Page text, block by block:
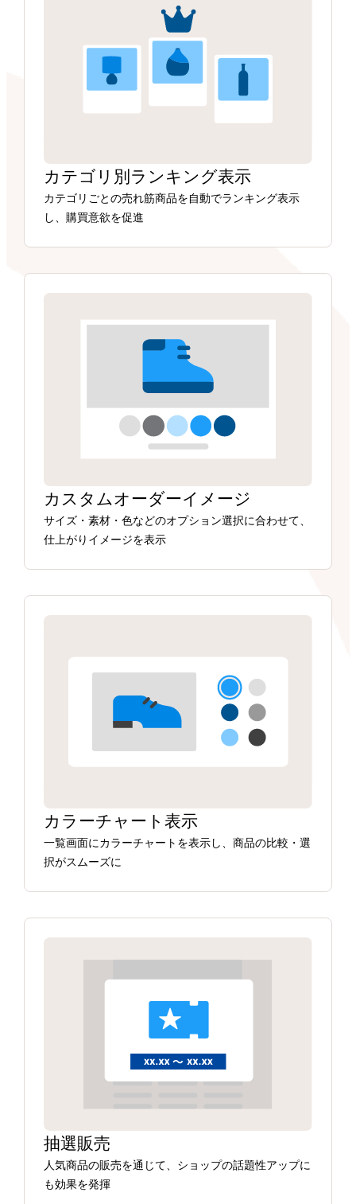
カテゴリ別ランキング表示
カテゴリごとの売れ筋商品を自動でランキング表示
し、購買意欲を促進
カスタムオーダーイメージ
サイズ・素材・色などのオプション選択に合わせて、
仕上がりイメージを表示
カラーチャート表示
一覧画面にカラーチャートを表示し、商品の比較・選
択がスムーズに
抽選販売
人気商品の販売を通じて、ショップの話題性アップに
も効果を発揮